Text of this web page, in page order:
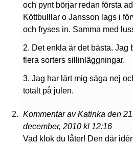
och pynt börjar redan första
Köttbulllar o Jansson lags i
och fryses in. Samma med
2. Det enkla är det bästa. Jag
flera sorters sillinläggningar.
3. Jag har lärt mig säga nej
totalt på julen.
Kommentar av Katinka den 21
december, 2010 kl 12:16
Vad klok du låter! Den där